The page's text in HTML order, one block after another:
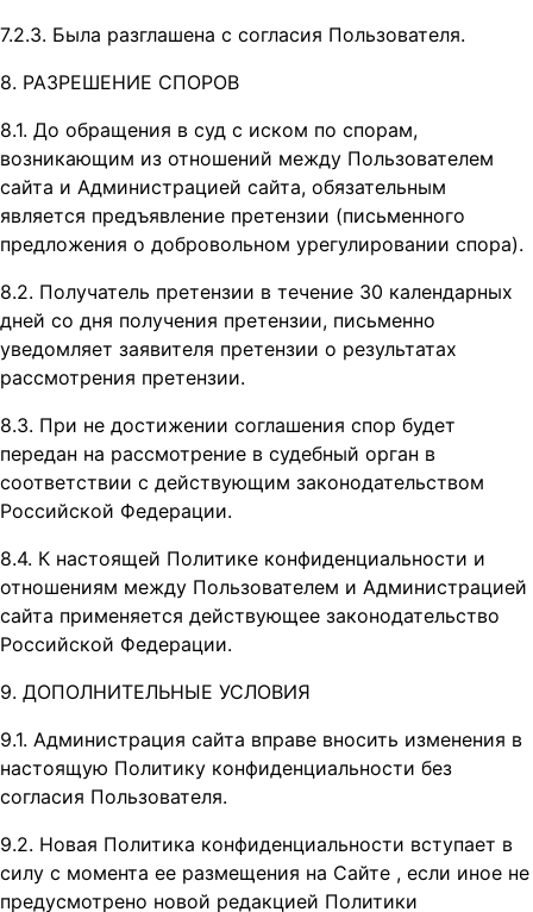
7.2.3. Была разглашена с согласия Пользователя.
8. РАЗРЕШЕНИЕ СПОРОВ
8.1. До обращения в суд с иском по спорам,
возникающим из отношений между Пользователем
сайта и Администрацией сайта, обязательным
является предъявление претензии (письменного
предложения о добровольном урегулировании спора).
8.2. Получатель претензии в течение 30 календарных
дней со дня получения претензии, письменно
уведомляет заявителя претензии о результатах
рассмотрения претензии.
8.3. При не достижении соглашения спор будет
передан на рассмотрение в судебный орган в
соответствии с действующим законодательством
Российской Федерации.
8.4. К настоящей Политике конфиденциальности и
отношениям между Пользователем и Администрацией
сайта применяется действующее законодательство
Российской Федерации.
9. ДОПОЛНИТЕЛЬНЫЕ УСЛОВИЯ
9.1. Администрация сайта вправе вносить изменения в
настоящую Политику конфиденциальности без
согласия Пользователя.
9.2. Новая Политика конфиденциальности вступает в
силу с момента ее размещения на Сайте , если иное не
предусмотрено новой редакцией Политики